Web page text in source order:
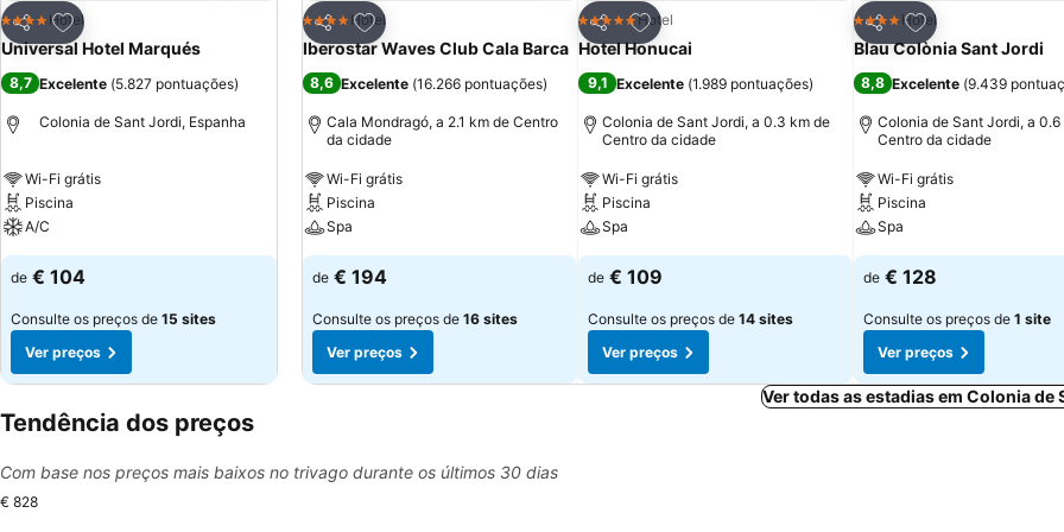
Partilhar
Adicionar aos favoritos
4 EstrelasHotel
Universal Hotel Marqués
8,7 Excelente (5.827 pontuações)
Colonia de Sant Jordi, Espanha
Wi-Fi grátis
Piscina
A/C
de € 104
Consulte os preços de 15 sites
Ver preços
Partilhar
Adicionar aos favoritos
4 EstrelasHotel
Iberostar Waves Club Cala Barca
8,6 Excelente (16.266 pontuações)
Cala Mondragó, a 2.1 km de Centro
da cidade
Wi-Fi grátis
Piscina
Spa
de € 194
Consulte os preços de 16 sites
Ver preços
Partilhar
Adicionar aos favoritos
5 EstrelasHotel
Hotel Honucai
9,1 Excelente (1.989 pontuações)
Colonia de Sant Jordi, a 0.3 km de
Centro da cidade
Wi-Fi grátis
Piscina
Spa
de € 109
Consulte os preços de 14 sites
Ver preços
Partilhar
Adicionar aos
4 EstrelasHotel
Blau Colònia Sant Jordi
8,8 Excelente (9.439
Colonia de Sant Jordi, a 0.6
Centro da cidade
Wi-Fi grátis
Piscina
Spa
de € 128
Consulte os preços de 1 site
Ver preços
Ver todas as estadias em Colonia de
Tendência dos preços
Com base nos preços mais baixos no trivago durante os últimos 30 dias
€ 828